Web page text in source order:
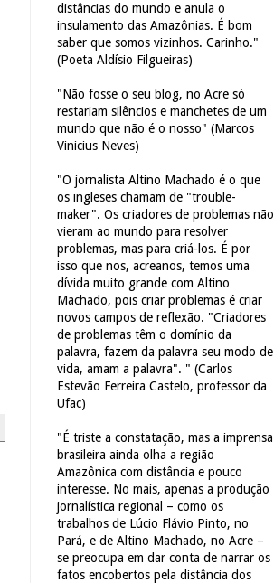
distâncias do mundo e anula o
insulamento das Amazônias. É bom
saber que somos vizinhos. Carinho."
(Poeta Aldísio Filgueiras)
"Não fosse o seu blog, no Acre só
restariam silêncios e manchetes de um
mundo que não é o nosso" (Marcos
Vinicius Neves)
"O jornalista Altino Machado é o que
os ingleses chamam de "trouble-
maker". Os criadores de problemas não
vieram ao mundo para resolver
problemas, mas para criá-los. É por
isso que nos, acreanos, temos uma
dívida muito grande com Altino
Machado, pois criar problemas é criar
novos campos de reflexão. "Criadores
de problemas têm o domínio da
palavra, fazem da palavra seu modo de
vida, amam a palavra". " (Carlos
Estevão Ferreira Castelo, professor da
Ufac)
"É triste a constatação, mas a imprensa
brasileira ainda olha a região
Amazônica com distância e pouco
interesse. No mais, apenas a produção
jornalística regional – como os
trabalhos de Lúcio Flávio Pinto, no
Pará, e de Altino Machado, no Acre –
se preocupa em dar conta de narrar os
fatos encobertos pela distância dos